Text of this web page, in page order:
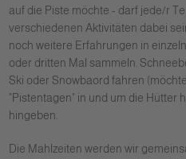
auf die Piste möchte - darf jede/r
verschiedenen Aktivitäten dabei
noch weitere Erfahrungen in
oder dritten Mal sammeln.
Ski oder Snowbaord fahren
"Pistentagen" in und um die Hütter
hingeben.
Die Mahlzeiten werden wir